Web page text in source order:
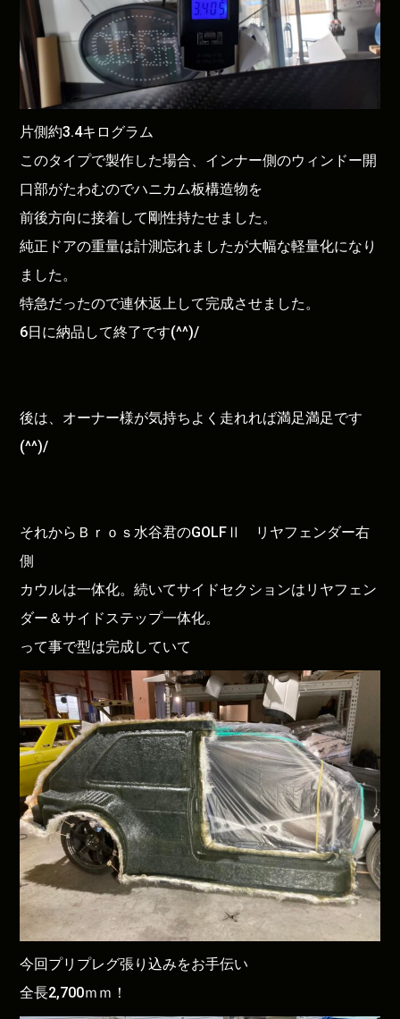
片側約3.4キログラム
このタイプで製作した場合、インナー側のウィンドー開
口部がたわむのでハニカム板構造物を
前後方向に接着して剛性持たせました。
純正ドアの重量は計測忘れましたが大幅な軽量化になり
ました。
特急だったので連休返上して完成させました。
6日に納品して終了です(^^)/
後は、オーナー様が気持ちよく走れれば満足満足です
(^^)/
それからＢｒｏｓ水谷君のGOLFⅡ リヤフェンダー右
側
カウルは一体化。続いてサイドセクションはリヤフェン
ダー＆サイドステップ一体化。
って事で型は完成していて
今回プリプレグ張り込みをお手伝い
全長2,700ｍｍ！